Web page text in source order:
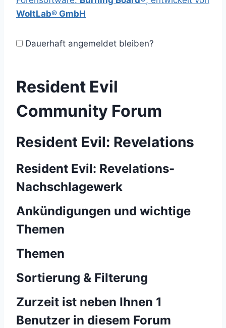
WoltLab® GmbH
Dauerhaft angemeldet bleiben?
Resident Evil
Community Forum
Resident Evil: Revelations
Resident Evil: Revelations-
Nachschlagewerk
Ankündigungen und wichtige
Themen
Themen
Sortierung & Filterung
Zurzeit ist neben Ihnen 1
Benutzer in diesem Forum